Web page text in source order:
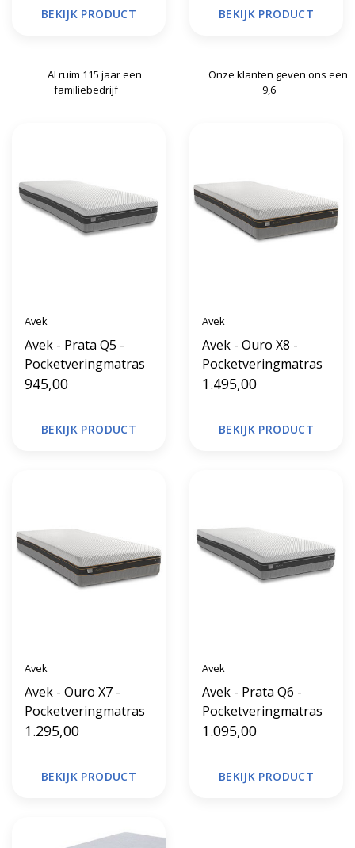
BEKIJK PRODUCT BEKIJK PRODUCT
Al ruim 115 jaar een
familiebedrijf
Onze klanten geven ons een
9,6
Avek
Avek - Prata Q5 -
Pocketveringmatras
945,00
BEKIJK PRODUCT
Avek
Avek - Ouro X8 -
Pocketveringmatras
1.495,00
BEKIJK PRODUCT
Avek
Avek - Ouro X7 -
Pocketveringmatras
1.295,00
BEKIJK PRODUCT
Avek
Avek - Prata Q6 -
Pocketveringmatras
1.095,00
BEKIJK PRODUCT